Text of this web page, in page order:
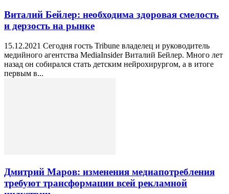
Виталий Бейлер: необходима здоровая смелость
и дерзость на рынке
15.12.2021 Сегодня гость Tribune владелец и руководитель
медийного агентства MediaInsider Виталий Бейлер. Много лет
назад он собирался стать детским нейрохирургом, а в итоге
первым в...
Дмитрий Маров: изменения медиапотребления
требуют трансформации всей рекламной